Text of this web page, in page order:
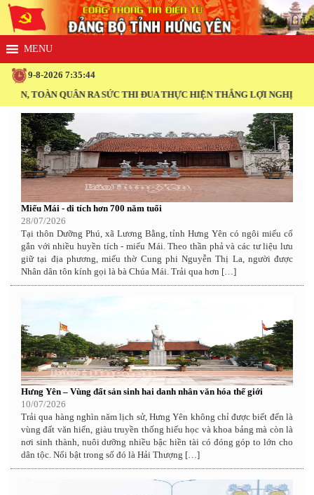
9-8-2026 7:35:45
QUÂN RA SỨC THI ĐUA THỰC HIỆN THẮNG LỢI NGHỊ QUYẾT ĐẠI
Miếu Mái - di tích hơn 700 năm tuổi
28/07/2026
Tại thôn Dưỡng Phú, xã Lương Bằng, tỉnh Hưng Yên có ngôi miếu cổ
gắn với nhiều huyền tích - miếu Mái. Theo thần phả và các tư liệu lưu
giữ tại địa phương, miếu thờ Cung phi Nguyễn Thị La, người được
Nhân dân tôn kính gọi là bà Chúa Mái. Trải qua hơn […]
Hưng Yên – Vùng đất sản sinh hai danh nhân văn hóa thế giới
10/07/2026
Trải qua hàng nghìn năm lịch sử, Hưng Yên không chỉ được biết đến là
vùng đất văn hiến, giàu truyền thống hiếu học và khoa bảng mà còn là
nơi sinh thành, nuôi dưỡng nhiều bậc hiền tài có đóng góp to lớn cho
dân tộc. Nổi bật trong số đó là Hải Thượng […]